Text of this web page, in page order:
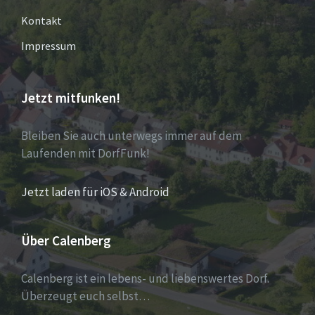
Kontakt
Impressum
Jetzt mitfunken!
Bleiben Sie auch unterwegs immer auf dem
Laufenden mit DorfFunk!
Jetzt laden für iOS & Android
Über Calenberg
Calenberg ist ein lebens- und liebenswertes Dorf.
Überzeugt euch selbst…